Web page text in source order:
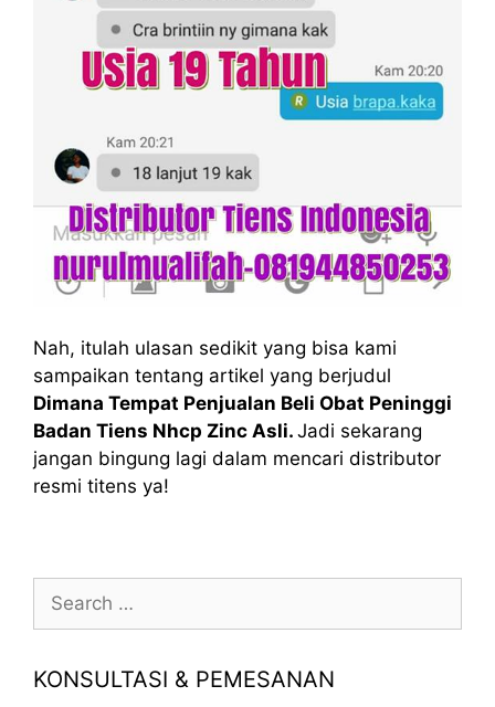
Nah, itulah ulasan sedikit yang bisa kami
sampaikan tentang artikel yang berjudul
Dimana Tempat Penjualan Beli Obat Peninggi
Badan Tiens Nhcp Zinc Asli. Jadi sekarang
jangan bingung lagi dalam mencari distributor
resmi titens ya!
Search
for:
KONSULTASI & PEMESANAN